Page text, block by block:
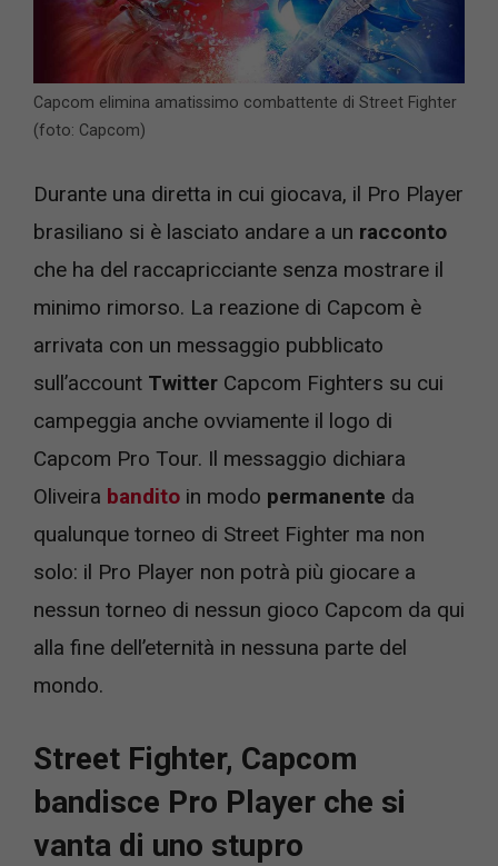
Capcom elimina amatissimo combattente di Street Fighter
(foto: Capcom)
Durante una diretta in cui giocava, il Pro Player
brasiliano si è lasciato andare a un racconto
che ha del raccapricciante senza mostrare il
minimo rimorso. La reazione di Capcom è
arrivata con un messaggio pubblicato
sull’account Twitter Capcom Fighters su cui
campeggia anche ovviamente il logo di
Capcom Pro Tour. Il messaggio dichiara
Oliveira bandito in modo permanente da
qualunque torneo di Street Fighter ma non
solo: il Pro Player non potrà più giocare a
nessun torneo di nessun gioco Capcom da qui
alla fine dell’eternità in nessuna parte del
mondo.
Street Fighter, Capcom
bandisce Pro Player che si
vanta di uno stupro